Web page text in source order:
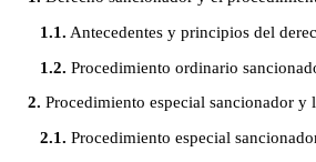
1.1. Antecedentes y principios del
1.2. Procedimiento ordinario
2. Procedimiento especial sancionador
2.1. Procedimiento especial